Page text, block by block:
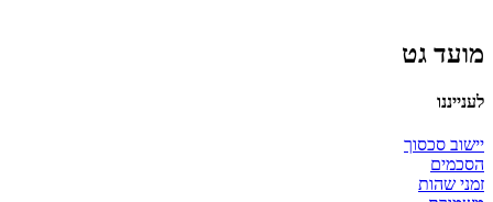
מועד גט
לענייננו
יישוב סכסוך
הסכמים
זמני שהות